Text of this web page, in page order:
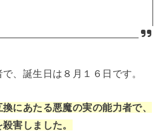
、誕生日は８月１６日です。
にあたる悪魔の実の能力者で、
害しました。